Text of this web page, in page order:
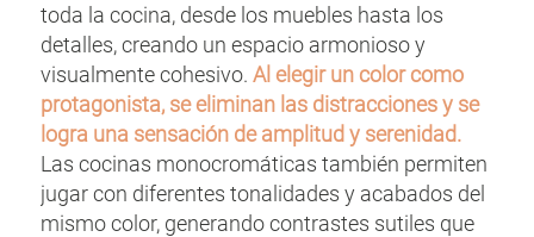
toda la cocina, desde los muebles hasta los
detalles, creando un espacio armonioso y
visualmente cohesivo. Al elegir un color como
protagonista, se eliminan las distracciones y se
logra una sensación de amplitud y serenidad.
Las cocinas monocromáticas también permiten
jugar con diferentes tonalidades y acabados del
mismo color, generando contrastes sutiles que